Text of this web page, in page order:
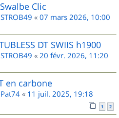
Clic
STROB49 « 07 mars 2026, 10:00
DT SWIIS h1900
STROB49 « 20 févr. 2026, 11:20
en carbone
Pat74 « 11 juil. 2025, 19:18
1 2